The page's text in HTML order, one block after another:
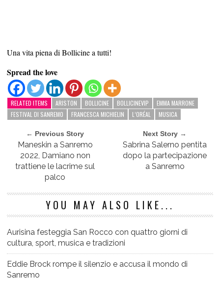
Una vita piena di Bollicine a tutti!
Spread the love
RELATED ITEMS ARISTON BOLLICINE BOLLICINEVIP
EMMA MARRONE
FESTIVAL DI SANREMO
FRANCESCA MICHIELIN L’ORÉAL MUSICA
← Previous Story
Maneskin a Sanremo
2022, Damiano non
trattiene le lacrime sul
palco
Next Story →
Sabrina Salerno pentita
dopo la partecipazione
a Sanremo
YOU MAY ALSO LIKE...
Aurisina festeggia San Rocco con quattro giorni di
cultura, sport, musica e tradizioni
Eddie Brock rompe il silenzio e accusa il mondo di
Sanremo